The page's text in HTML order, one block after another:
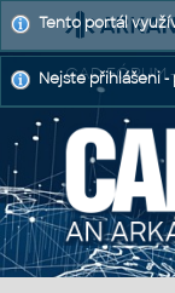
CAD FÓRUM
Tento portál
Nejste přihlášeni